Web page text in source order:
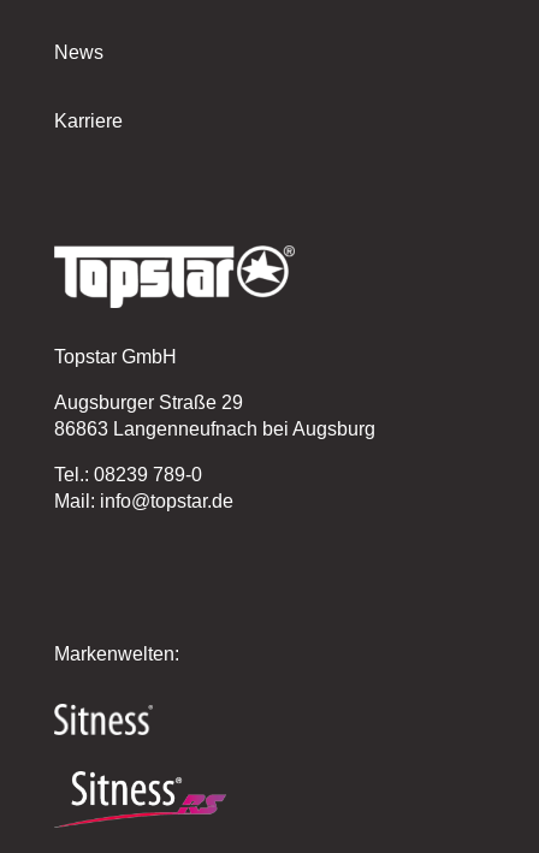
News
Karriere
Topstar GmbH
Augsburger Straße 29
86863 Langenneufnach bei Augsburg
Tel.: 08239 789-0
Mail: info@topstar.de
Markenwelten: